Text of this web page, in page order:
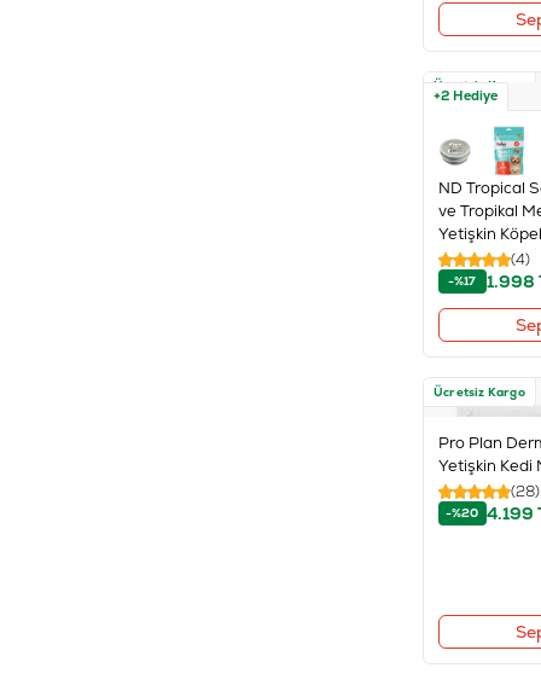
Ücretsiz Kargo
+2 Hediye
ND Tropical
ve Tropikal
Yetişkin
(4)
-%17 1.998
Ücretsiz Kargo
Pro Plan
Yetişkin Kedi
(28)
-%20 4.199